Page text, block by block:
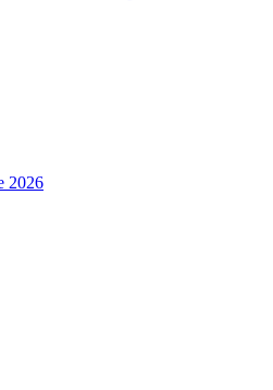
2026